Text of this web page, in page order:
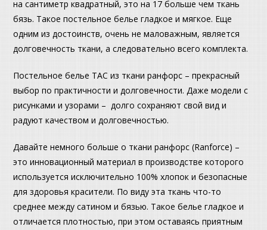
на сантиметр квадратный, это на 17 больше чем ткань
бязь. Такое постельное белье гладкое и мягкое. Еще
одним из достоинств, очень не маловажным, является
долговечность ткани, а следовательно всего комплекта.
Постельное белье ТАС из ткани ранфорс – прекрасный
выбор по практичности и долговечности. Даже модели с
рисунками и узорами – долго сохраняют свой вид и
радуют качеством и долговечностью.
Давайте немного больше о ткани ранфорс (Ranforce) –
это инновационный материал в производстве которого
используется исключительно 100% хлопок и безопасные
для здоровья красители. По виду эта ткань что-то
среднее между сатином и бязью. Такое белье гладкое и
отличается плотностью, при этом оставаясь приятным